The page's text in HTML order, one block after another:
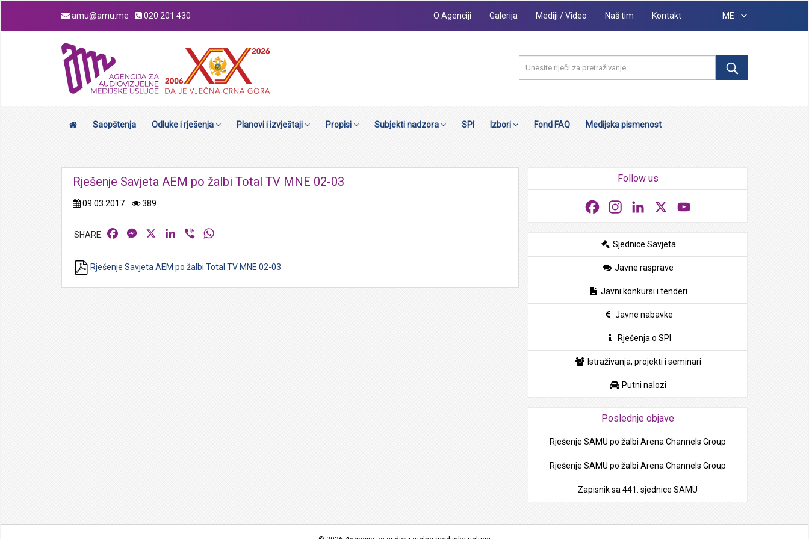
amu@amu.me 020 201 430 O Agenciji Galerija Mediji / Video Naš tim Kontakt ME
Saopštenja Odluke i rješenja Planovi i izvještaji Propisi Subjekti nadzora SPI Izbori Fond FAQ Medijska pismenost
Rješenje Savjeta AEM po žalbi Total TV MNE 02-03
09.03.2017. 389
FacebookMessengerLinkedIn
Viber
Rješenje Savjeta AEM po žalbi Total TV MNE 02-03
Follow us
FacebookInstagramLinkedIn
Sjednice Savjeta
Javne rasprave
Javni konkursi i tenderi
Javne nabavke
Rješenja o SPI
Istraživanja, projekti i seminari
Putni nalozi
Poslednje objave
Rješenje SAMU po žalbi Arena Channels Group
Rješenje SAMU po žalbi Arena Channels Group
Zapisnik sa 441. sjednice SAMU